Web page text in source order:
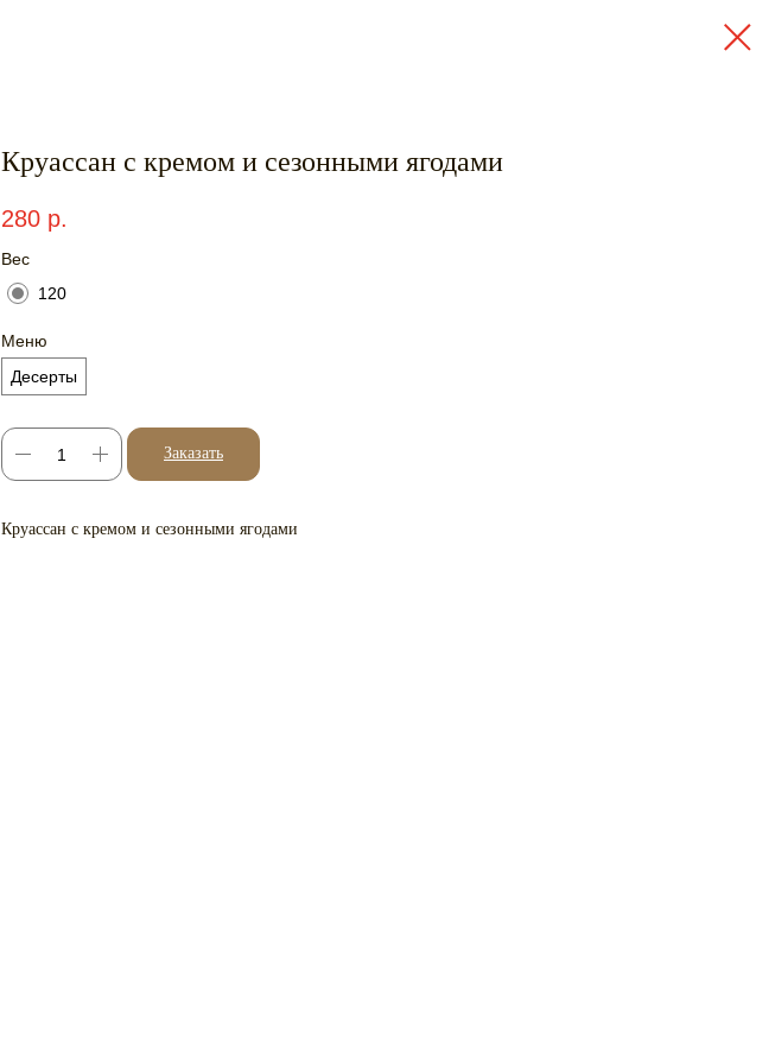
Круассан с кремом и сезонными ягодами
280 р.
Вес
120
Меню
Десерты
Заказать
Круассан с кремом и сезонными ягодами